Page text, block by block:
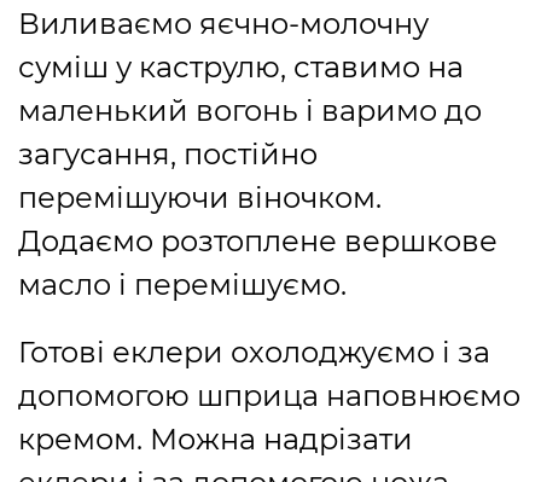
Виливаємо яєчно-молочну
суміш у каструлю, ставимо на
маленький вогонь і варимо до
загусання, постійно
перемішуючи віночком.
Додаємо розтоплене вершкове
масло і перемішуємо.
Готові еклери охолоджуємо і за
допомогою шприца наповнюємо
кремом. Можна надрізати